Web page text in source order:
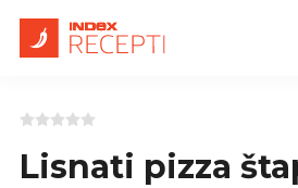
Lisnati pizza